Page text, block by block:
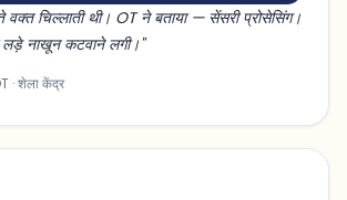
वक्त चिल्लाती थी। OT ने बताया — सेंसरी प्रोसेसिंग।
लड़े नाखून कटवाने लगी।"
· शेला केंद्र